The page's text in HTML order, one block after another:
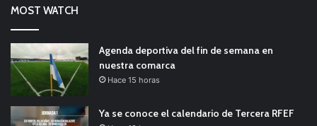
MOST WATCH
Agenda deportiva del fin de semana en
nuestra comarca
Hace 15 horas
Ya se conoce el calendario de Tercera RFEF